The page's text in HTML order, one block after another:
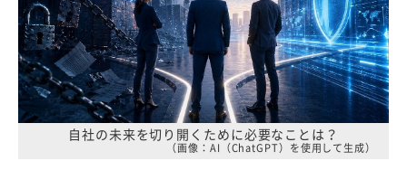
自社の未来を切り開くために必要なことは？
（画像：AI（ChatGPT）を使用して生成）